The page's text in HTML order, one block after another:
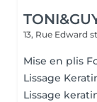
13, Rue Edward
Mise en plis
Lissage
Lissage